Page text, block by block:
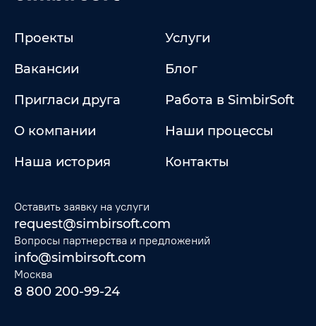
Проекты
Услуги
Вакансии
Блог
Пригласи друга
Работа в SimbirSoft
О компании
Наши процессы
Наша история
Контакты
Оставить заявку на услуги
request@simbirsoft.com
Вопросы партнерства и предложений
info@simbirsoft.com
Москва
8 800 200-99-24